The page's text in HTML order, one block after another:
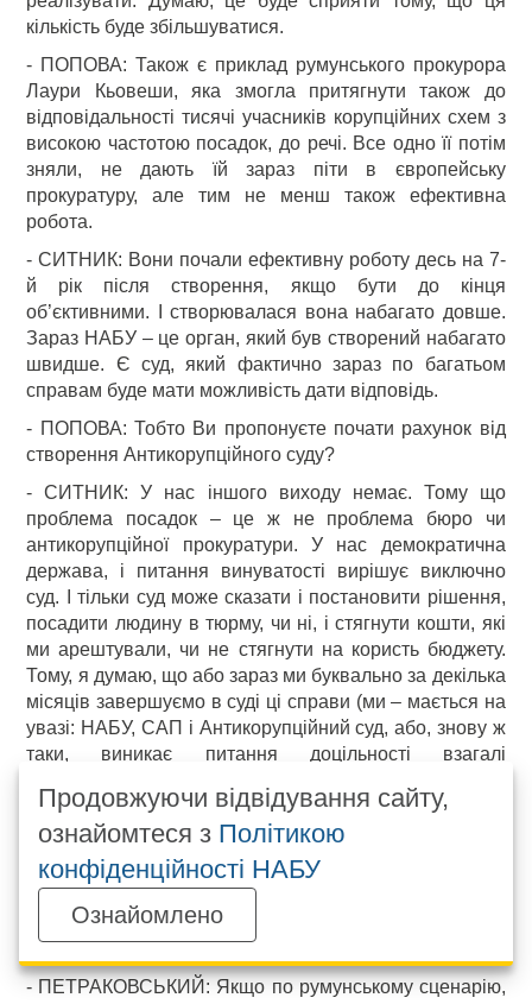
кількість буде збільшуватися.
- ПОПОВА: Також є приклад румунського прокурора
Лаури Кьовеши, яка змогла притягнути також до
відповідальності тисячі учасників корупційних схем з
високою частотою посадок, до речі. Все одно її потім
зняли, не дають їй зараз піти в європейську
прокуратуру, але тим не менш також ефективна
робота.
- СИТНИК: Вони почали ефективну роботу десь на 7-
й рік після створення, якщо бути до кінця
об’єктивними. І створювалася вона набагато довше.
Зараз НАБУ – це орган, який був створений набагато
швидше. Є суд, який фактично зараз по багатьом
справам буде мати можливість дати відповідь.
- ПОПОВА: Тобто Ви пропонуєте почати рахунок від
створення Антикорупційного суду?
- СИТНИК: У нас іншого виходу немає. Тому що
проблема посадок – це ж не проблема бюро чи
антикорупційної прокуратури. У нас демократична
держава, і питання винуватості вирішує виключно
суд. І тільки суд може сказати і постановити рішення,
посадити людину в тюрму, чи ні, і стягнути кошти, які
ми арештували, чи не стягнути на користь бюджету.
Тому, я думаю, що або зараз ми буквально за декілька
місяців завершуємо в суді ці справи (ми – мається на
увазі: НАБУ, САП і Антикорупційний суд, або, знову ж
таки, виникає питання доцільності взагалі
Десь біля 6 мільярдів активів заарештовано. Цей той
ресурс, який вже зараз можна в бюджет передати.
Навіщо це потрібно, якщо воно не має фінального
завершення? Фінальне завершення – це в
незалежності від типів правової системи, фінальне
завершення завжди відбувається в суді.
- ПЕТРАКОВСЬКИЙ: Якщо по румунському сценарію,
Продовжуючи відвідування сайту,
ознайомтеся з Політикою
конфіденційності НАБУ
Ознайомлено